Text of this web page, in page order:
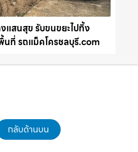
แสนสุข รับขนขยะไปทิ้ง
ที่ รถแม็คโครชลบุรี.com
กลับด้านบน